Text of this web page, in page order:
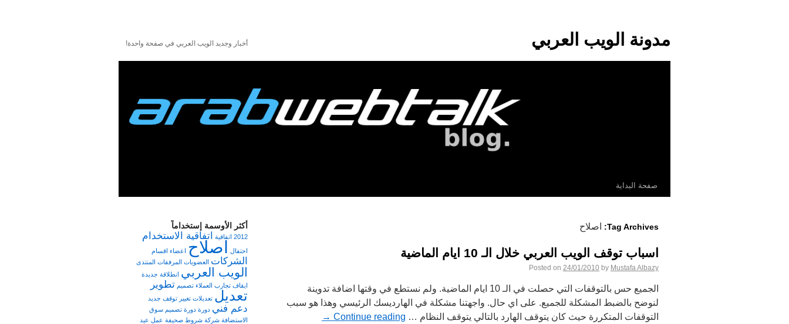
مدونة الويب العربي أخبار وجديد الويب العربي في صفحة واحدة!
صفحة البداية
Tag Archives: اصلاح
اسباب توقف الويب العربي خلال الـ 10 ايام الماضية
Posted on 24/01/2010 by Mustafa Albazy
الجميع حس بالتوقفات التي حصلت في الـ 10 ايام الماضية. ولم نستطع في وقتها اضافة تدوينة
لنوضح بالضبط المشكلة للجميع. على اي حال. واجهتنا مشكلة في الهارديسك الرئيسي وهذا هو سبب
التوقفات المتكررة حيث كان يتوقف الهارد بالتالي يتوقف النظام … Continue reading
→
أكثر الأوسمة إستخداماً
2012 اتفاقية اتفاقية الاستخدام
احتفال اصلاح اعضاء اقسام
الشركات العضويات المرفقات المنتدى
الويب العربي انطلاقة جديدة
ايقاف تجارب العملاء تصميم تطوير
تعديل تعديلات تغيير توقف جديد
دعم فني دورة دورة تصميم سوق
الاستضافة شركة شروط صحيفة عمل عيد